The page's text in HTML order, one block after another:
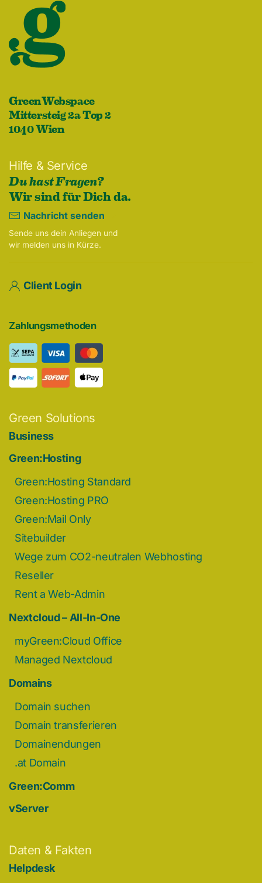
GreenWebspace
Mittersteig 2a Top 2
1040 Wien
Hilfe & Service
Du hast Fragen?
Wir sind für Dich da.
Nachricht senden
Sende uns dein Anliegen und
wir melden uns in Kürze.
Client Login
Zahlungsmethoden
Green Solutions
Business
Green:Hosting
Green:Hosting Standard
Green:Hosting PRO
Green:Mail Only
Sitebuilder
Wege zum CO2-neutralen Webhosting
Reseller
Rent a Web-Admin
Nextcloud – All-In-One
myGreen:Cloud Office
Managed Nextcloud
Domains
Domain suchen
Domain transferieren
Domainendungen
.at Domain
Green:Comm
vServer
Daten & Fakten
Helpdesk